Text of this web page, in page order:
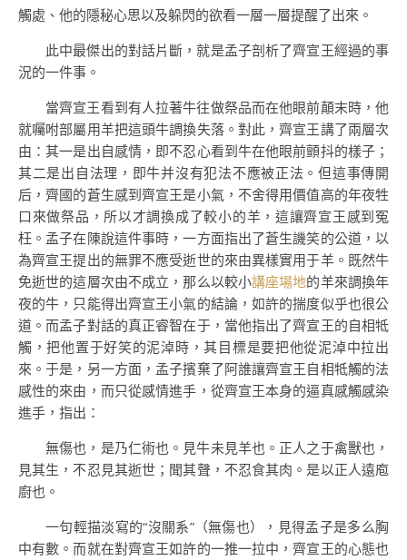
觸處、他的隱秘心思以及躲閃的欲看一層一層提醒了出來。
此中最傑出的對話片斷，就是孟子剖析了齊宣王經過的事
況的一件事。
當齊宣王看到有人拉著牛往做祭品而在他眼前顛末時，他
就囑咐部屬用羊把這頭牛調換失落。對此，齊宣王講了兩層次
由：其一是出自感情，即不忍心看到牛在他眼前顫抖的樣子；
其二是出自法理，即牛并沒有犯法不應被正法。但這事傳開
后，齊國的蒼生感到齊宣王是小氣，不舍得用價值高的年夜牲
口來做祭品，所以才調換成了較小的羊，這讓齊宣王感到冤
枉。孟子在陳說這件事時，一方面指出了蒼生譏笑的公道，以
為齊宣王提出的無罪不應受逝世的來由異樣實用于羊。既然牛
免逝世的這層次由不成立，那么以較小講座場地的羊來調換年
夜的牛，只能得出齊宣王小氣的結論，如許的揣度似乎也很公
道。而孟子對話的真正睿智在于，當他指出了齊宣王的自相牴
觸，把他置于好笑的泥淖時，其目標是要把他從泥淖中拉出
來。于是，另一方面，孟子擯棄了阿誰讓齊宣王自相牴觸的法
感性的來由，而只從感情進手，從齊宣王本身的逼真感觸感染
進手，指出：
無傷也，是乃仁術也。見牛未見羊也。正人之于禽獸也，
見其生，不忍見其逝世；聞其聲，不忍食其肉。是以正人遠庖
廚也。
一句輕描淡寫的“沒關系”（無傷也），見得孟子是多么胸
中有數。而就在對齊宣王如許的一推一拉中，齊宣王的心態也